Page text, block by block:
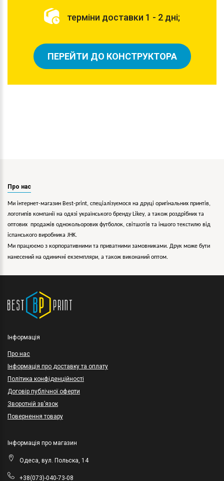
терміни доставки 1 - 2 дні;
ПЕРЕЙТИ ДО КОНСТРУКТОРА
Про нас
Ми інтернет-магазин Best-print, спеціалізуємося на друці оригінальних принтів,
логотипів компанії на одязі українського бренду Likey, а також роздрібних та
оптових продажів однокольорових футболок, світшотів та іншого текстилю від
іспанського виробника JHK.
Ми працюємо з корпоративними та приватними замовниками. Друк може бути
нанесений на одиничні екземпляри, а також виконаний оптом.
Інформація
Про нас
Інформація про доставку та оплату
Політика конфіденційності
Договір публічної оферти
Зворотній зв’язок
Повернення товару
Інформація про магазин
Одеса, вул. Польска, 14
+38(073)-040-73-08